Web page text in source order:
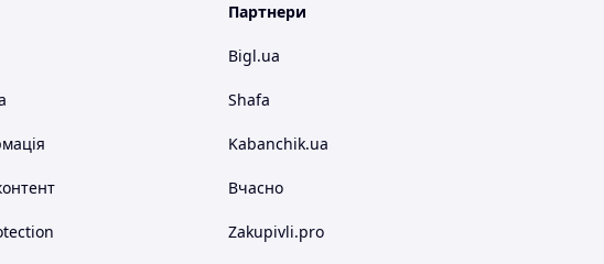
Партнери
Bigl.ua
Shafa
Kabanchik.ua
Вчасно
Zakupivli.pro